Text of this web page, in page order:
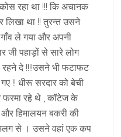
रहा था !!! कि अचानक
लिखा था !! तुरन्त उसने
ले गया और अपनी
जी पहाड़ों से सारे लोग
दे !!!!उसने भी फटाफट
!! धीरू सरदार को बेची
फरमा रहे थे , कॉटेज के
हिमालयन बकरी की
अलग से । उसने वहां एक कप